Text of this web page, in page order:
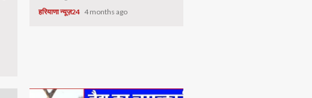
हरियाणा न्यूज़24 4 months ago